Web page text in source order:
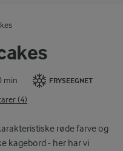
min FRYSEEGNET
(4)
røde farve og
kagebord - her har vi